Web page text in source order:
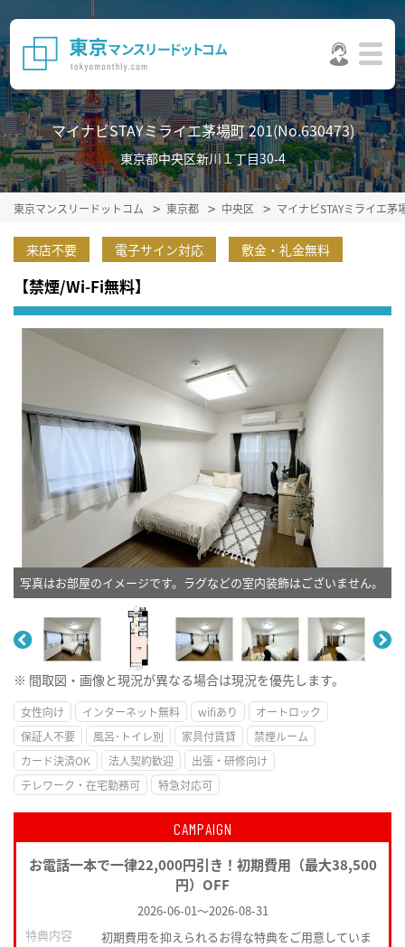
マイナビSTAYミライエ茅場町 201(No.630473)
東京都中央区新川１丁目30-4
東京マンスリードットコム 東京都 中央区 マイナビSTAYミライエ茅
来店不要 電子サイン対応 敷金・礼金無料
【禁煙/Wi-Fi無料】
写真はお部屋のイメージです。ラグなどの室内装飾はございません。
※ 間取図・画像と現況が異なる場合は現況を優先します。
女性向け インターネット無料 wifiあり
オートロック
保証人不要
風呂･トイレ別 家具付賃貸
禁煙ルーム
カード決済OK
法人契約歓迎
出張・研修向け
テレワーク・在宅勤務可
特急対応可
CAMPAIGN
お電話一本で一律22,000円引き！初期費用（最大38,500
円）OFF
2026-06-01～2026-08-31
特典内容
初期費用を抑えられるお得な特典をご用意していま